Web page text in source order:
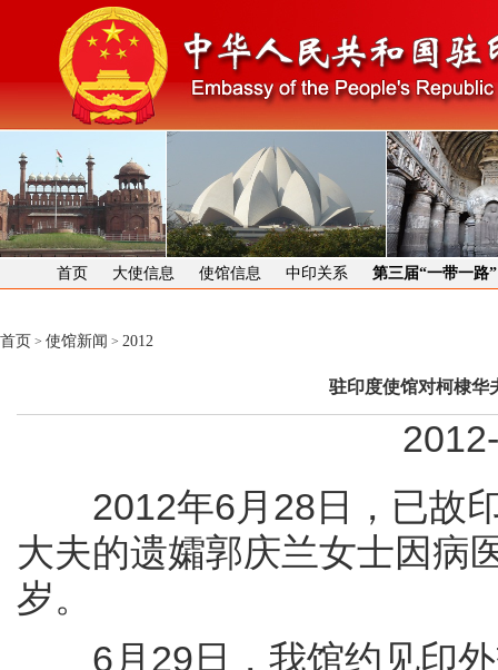
首页 大使信息 使馆信息 中印关系 第三届“一带一路
首页 > 使馆新闻 > 2012
驻印度使馆对柯棣华
2012年6月28日，已故印
大夫的遗孀郭庆兰女士因病
岁。
6月29日，我馆约见印外